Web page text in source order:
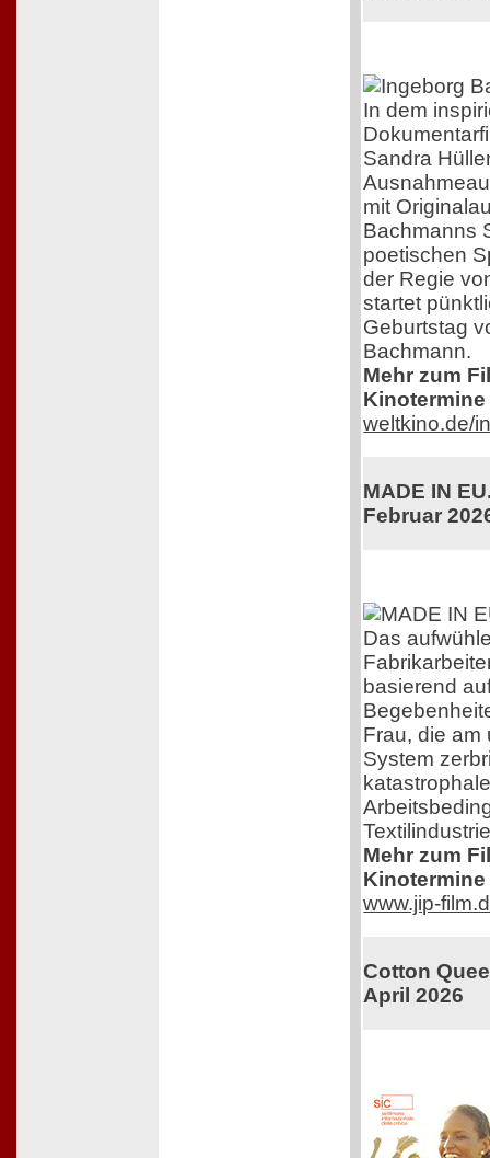
In dem
Sandra
mit
Bachmanns
poetischen
der Regie
startet
Geburtstag
Bachmann.
Mehr zum
weltkino.de/
MADE IN
Februar
Das
basierend
Frau, die am
System
Mehr zum
www.jip-
Cotton
April 2026